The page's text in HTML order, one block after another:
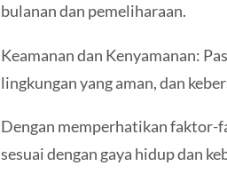
bulanan dan pemeliharaan.
Keamanan dan Kenyamanan:
lingkungan yang aman, dan
Dengan memperhatikan faktor-
sesuai dengan gaya hidup dan